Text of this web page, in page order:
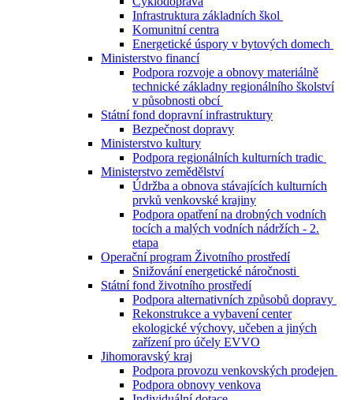
Infrastruktura základních škol
Komunitní centra
Energetické úspory v bytových domech
Ministerstvo financí
Podpora rozvoje a obnovy materiálně
technické základny regionálního školství
v působnosti obcí
Státní fond dopravní infrastruktury
Bezpečnost dopravy
Ministerstvo kultury
Podpora regionálních kulturních tradic
Ministerstvo zemědělství
Údržba a obnova stávajících kulturních
prvků venkovské krajiny
Podpora opatření na drobných vodních
tocích a malých vodních nádržích - 2.
etapa
Operační program Životního prostředí
Snižování energetické náročnosti
Státní fond životního prostředí
Podpora alternativních způsobů dopravy
Rekonstrukce a vybavení center
ekologické výchovy, učeben a jiných
zařízení pro účely EVVO
Jihomoravský kraj
Podpora provozu venkovských prodejen
Podpora obnovy venkova